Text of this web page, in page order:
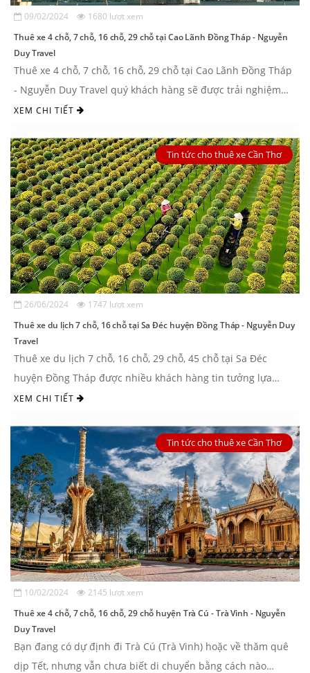
09/02/2024 1680 lượt xem
Thuê xe 4 chỗ, 7 chỗ, 16 chỗ, 29 chỗ tại Cao Lãnh Đồng Tháp - Nguyễn
Duy Travel
Thuê xe 4 chỗ, 7 chỗ, 16 chỗ, 29 chỗ tại Cao Lãnh Đồng Tháp
- Nguyễn Duy Travel quý khách hàng sẽ được trải nghiệm
chuyến đi du lịch hay đi công ...
XEM CHI TIẾT
Tin tức cho thuê xe Cần Thơ
26/06/2024 1747 lượt xem
Thuê xe du lịch 7 chỗ, 16 chỗ tại Sa Đéc huyện Đồng Tháp - Nguyễn Duy
Travel
Thuê xe du lịch 7 chỗ, 16 chỗ, 29 chỗ, 45 chỗ tại Sa Đéc
huyện Đồng Tháp được nhiều khách hàng tin tưởng lựa
chọn với các dòng xe đời mới, ...
XEM CHI TIẾT
Tin tức cho thuê xe Cần Thơ
10/02/2024 2145 lượt xem
Thuê xe 4 chỗ, 7 chỗ, 16 chỗ, 29 chỗ huyện Trà Cú - Trà Vinh - Nguyễn
Duy Travel
Bạn đang có dự định đi Trà Cú (Trà Vinh) hoặc về thăm quê
dịp Tết, nhưng vẫn chưa biết di chuyển bằng cách nào